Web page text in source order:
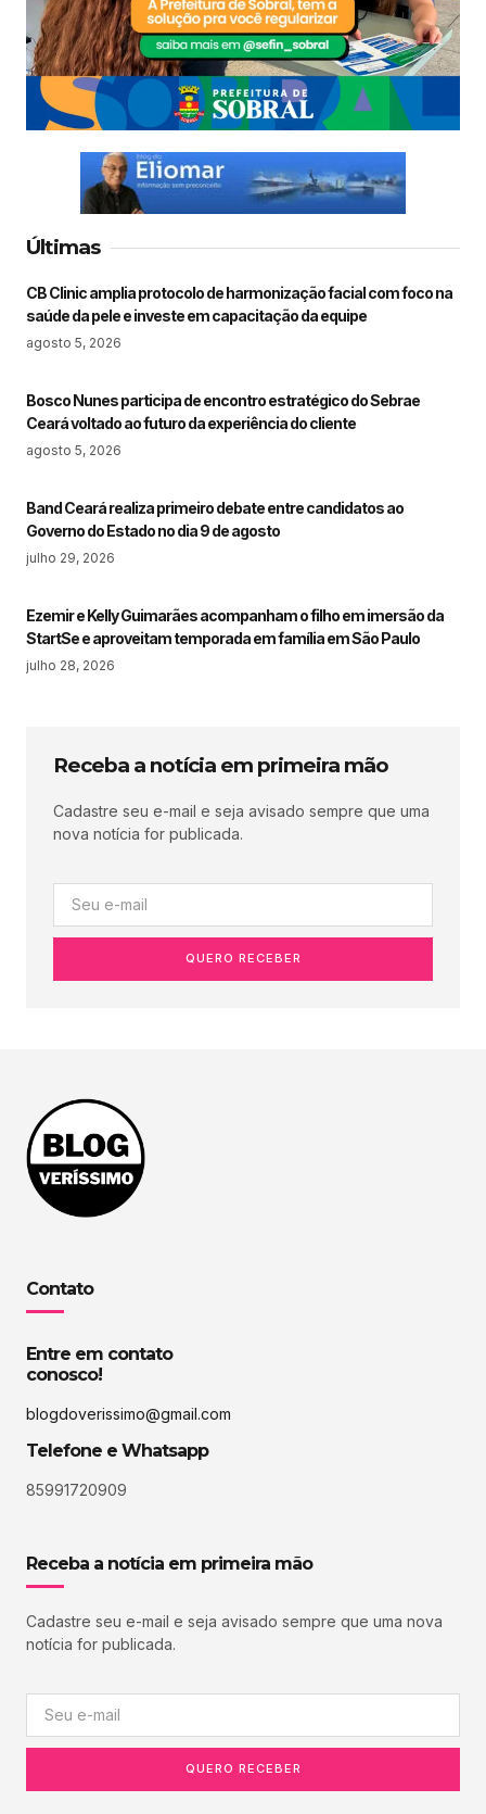
Últimas
CB Clinic amplia protocolo de harmonização facial com foco na
saúde da pele e investe em capacitação da equipe
agosto 5, 2026
Bosco Nunes participa de encontro estratégico do Sebrae
Ceará voltado ao futuro da experiência do cliente
agosto 5, 2026
Band Ceará realiza primeiro debate entre candidatos ao
Governo do Estado no dia 9 de agosto
julho 29, 2026
Ezemir e Kelly Guimarães acompanham o filho em imersão da
StartSe e aproveitam temporada em família em São Paulo
julho 28, 2026
Receba a notícia em primeira mão
Cadastre seu e-mail e seja avisado sempre que uma
nova notícia for publicada.
QUERO RECEBER
Contato
Entre em contato
conosco!
blogdoverissimo@gmail.com
Telefone e Whatsapp
85991720909
Receba a notícia em primeira mão
Cadastre seu e-mail e seja avisado sempre que uma nova
notícia for publicada.
QUERO RECEBER